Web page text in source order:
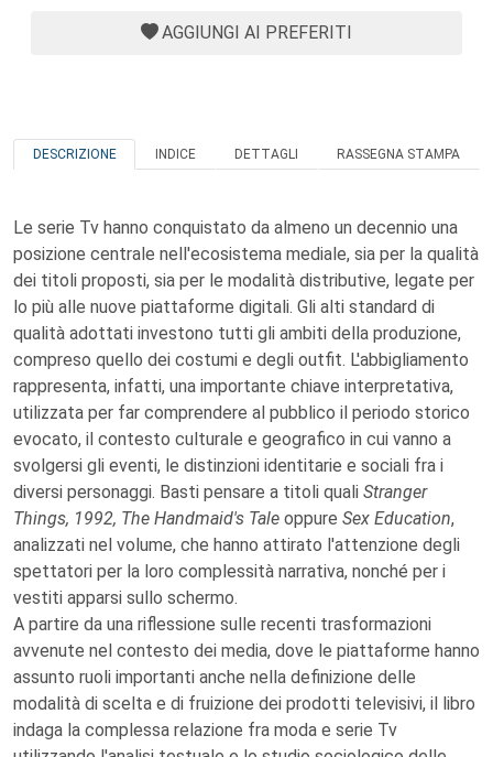
AGGIUNGI AI PREFERITI
DESCRIZIONE INDICE DETTAGLI RASSEGNA STAMPA
Le serie Tv hanno conquistato da almeno un decennio una
posizione centrale nell'ecosistema mediale, sia per la qualità
dei titoli proposti, sia per le modalità distributive, legate per
lo più alle nuove piattaforme digitali. Gli alti standard di
qualità adottati investono tutti gli ambiti della produzione,
compreso quello dei costumi e degli outfit. L'abbigliamento
rappresenta, infatti, una importante chiave interpretativa,
utilizzata per far comprendere al pubblico il periodo storico
evocato, il contesto culturale e geografico in cui vanno a
svolgersi gli eventi, le distinzioni identitarie e sociali fra i
diversi personaggi. Basti pensare a titoli quali Stranger
Things, 1992, The Handmaid's Tale oppure Sex Education,
analizzati nel volume, che hanno attirato l'attenzione degli
spettatori per la loro complessità narrativa, nonché per i
vestiti apparsi sullo schermo.
A partire da una riflessione sulle recenti trasformazioni
avvenute nel contesto dei media, dove le piattaforme hanno
assunto ruoli importanti anche nella definizione delle
modalità di scelta e di fruizione dei prodotti televisivi, il libro
indaga la complessa relazione fra moda e serie Tv